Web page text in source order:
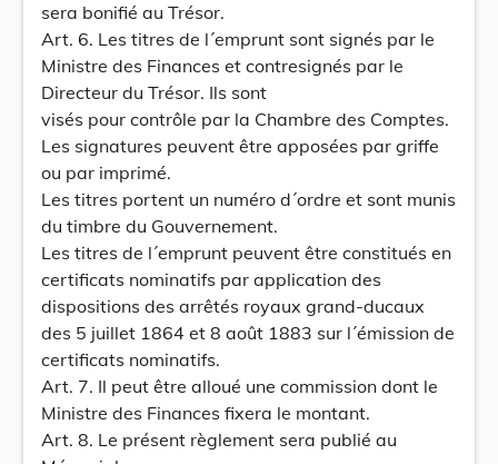
sera bonifié au Trésor.
Art. 6. Les titres de l´emprunt sont signés par le
Ministre des Finances et contresignés par le
Directeur du Trésor. Ils sont
visés pour contrôle par la Chambre des Comptes.
Les signatures peuvent être apposées par griffe
ou par imprimé.
Les titres portent un numéro d´ordre et sont munis
du timbre du Gouvernement.
Les titres de l´emprunt peuvent être constitués en
certificats nominatifs par application des
dispositions des arrêtés royaux grand-ducaux
des 5 juillet 1864 et 8 août 1883 sur l´émission de
certificats nominatifs.
Art. 7. Il peut être alloué une commission dont le
Ministre des Finances fixera le montant.
Art. 8. Le présent règlement sera publié au